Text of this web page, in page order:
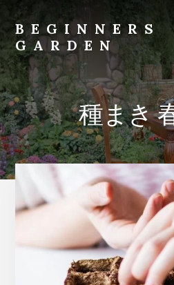
content
BEGINNERS
GARDEN
植
物
の
種
類
や
育
方
の
介
種まき